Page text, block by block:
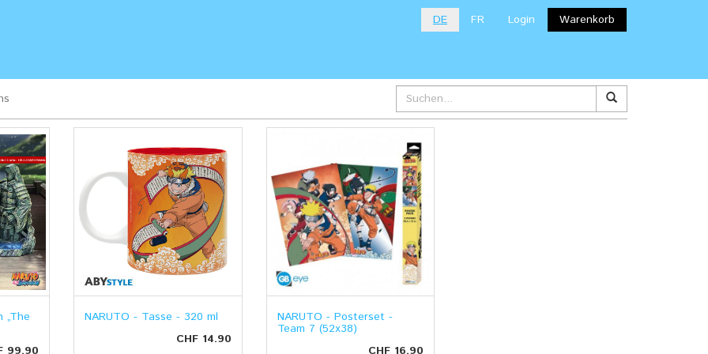
DE FR Login Warenkorb
99.90
NARUTO - Tasse - 320 ml
CHF 14.90
NARUTO - Posterset -
Team 7 (52x38)
CHF 16.90